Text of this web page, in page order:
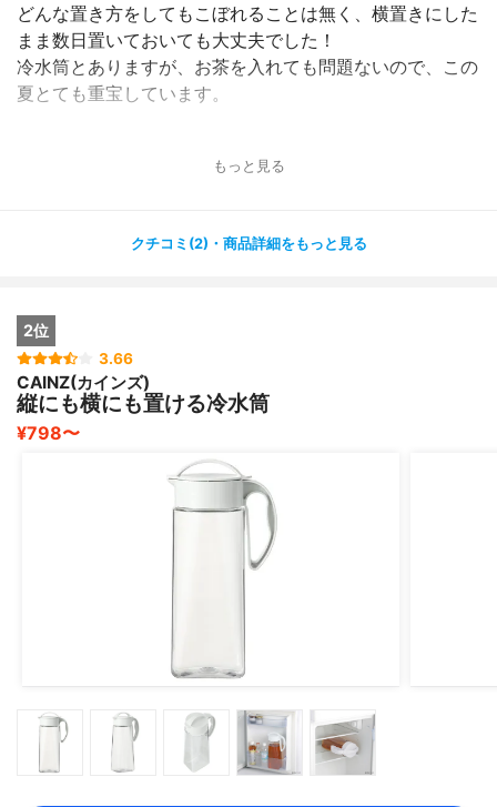
どんな置き方をしてもこぼれることは無く、横置きにした
まま数日置いておいても大丈夫でした！
冷水筒とありますが、お茶を入れても問題ないので、この
夏とても重宝しています。
もっと見る
クチコミ(2)・商品詳細をもっと見る
2位
3.66
CAINZ(カインズ)
縦にも横にも置ける冷水筒
¥798〜